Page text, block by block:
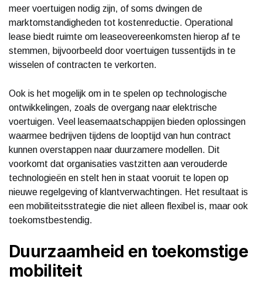
meer voertuigen nodig zijn, of soms dwingen de
marktomstandigheden tot kostenreductie. Operational
lease biedt ruimte om leaseovereenkomsten hierop af te
stemmen, bijvoorbeeld door voertuigen tussentijds in te
wisselen of contracten te verkorten.
Ook is het mogelijk om in te spelen op technologische
ontwikkelingen, zoals de overgang naar elektrische
voertuigen. Veel leasemaatschappijen bieden oplossingen
waarmee bedrijven tijdens de looptijd van hun contract
kunnen overstappen naar duurzamere modellen. Dit
voorkomt dat organisaties vastzitten aan verouderde
technologieën en stelt hen in staat vooruit te lopen op
nieuwe regelgeving of klantverwachtingen. Het resultaat is
een mobiliteitsstrategie die niet alleen flexibel is, maar ook
toekomstbestendig.
Duurzaamheid en toekomstige
mobiliteit